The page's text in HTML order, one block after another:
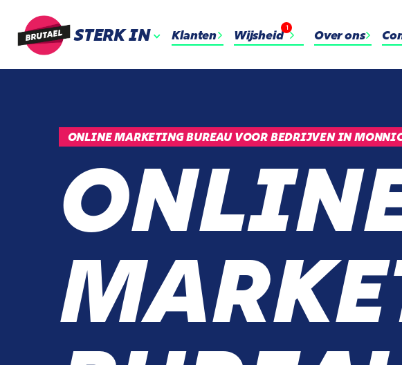
STERK IN Klanten Wijsheid
1
Over ons
ONLINE MARKETING BUREAU VOOR BEDRIJVEN IN